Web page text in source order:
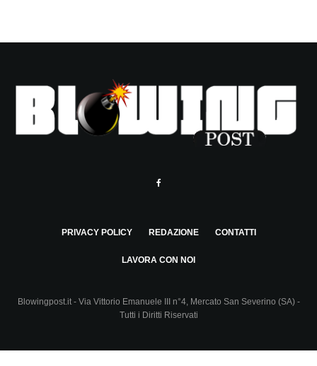
PRIVACY POLICY REDAZIONE CONTATTI
LAVORA CON NOI
Blowingpost.it - Via Vittorio Emanuele III n°4, Mercato San Severino (SA) -
Tutti i Diritti Riservati